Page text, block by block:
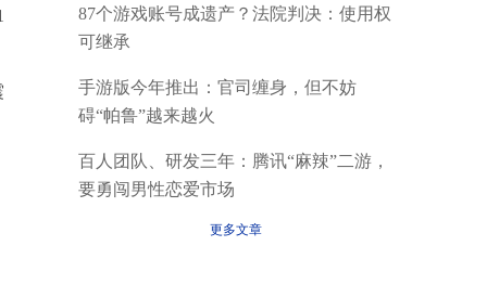
87个游戏账号成遗产？法院判决：使用权
可继承
手游版今年推出：官司缠身，但不妨
碍“帕鲁”越来越火
百人团队、研发三年：腾讯“麻辣”二游，
要勇闯男性恋爱市场
更多文章